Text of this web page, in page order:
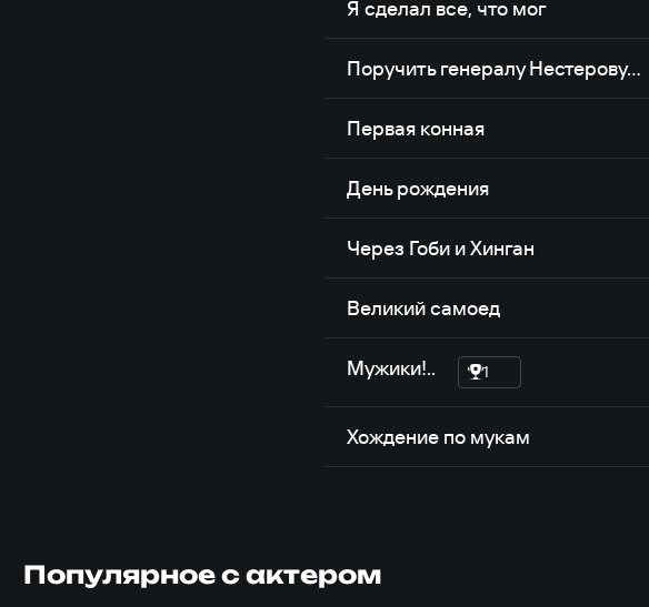
Я сделал все, что мог
Поручить генералу Нестерову…
Первая конная
День рождения
Через Гоби и Хинган
Великий самоед
Мужики!.. 1
Хождение по мукам
Популярное с актером